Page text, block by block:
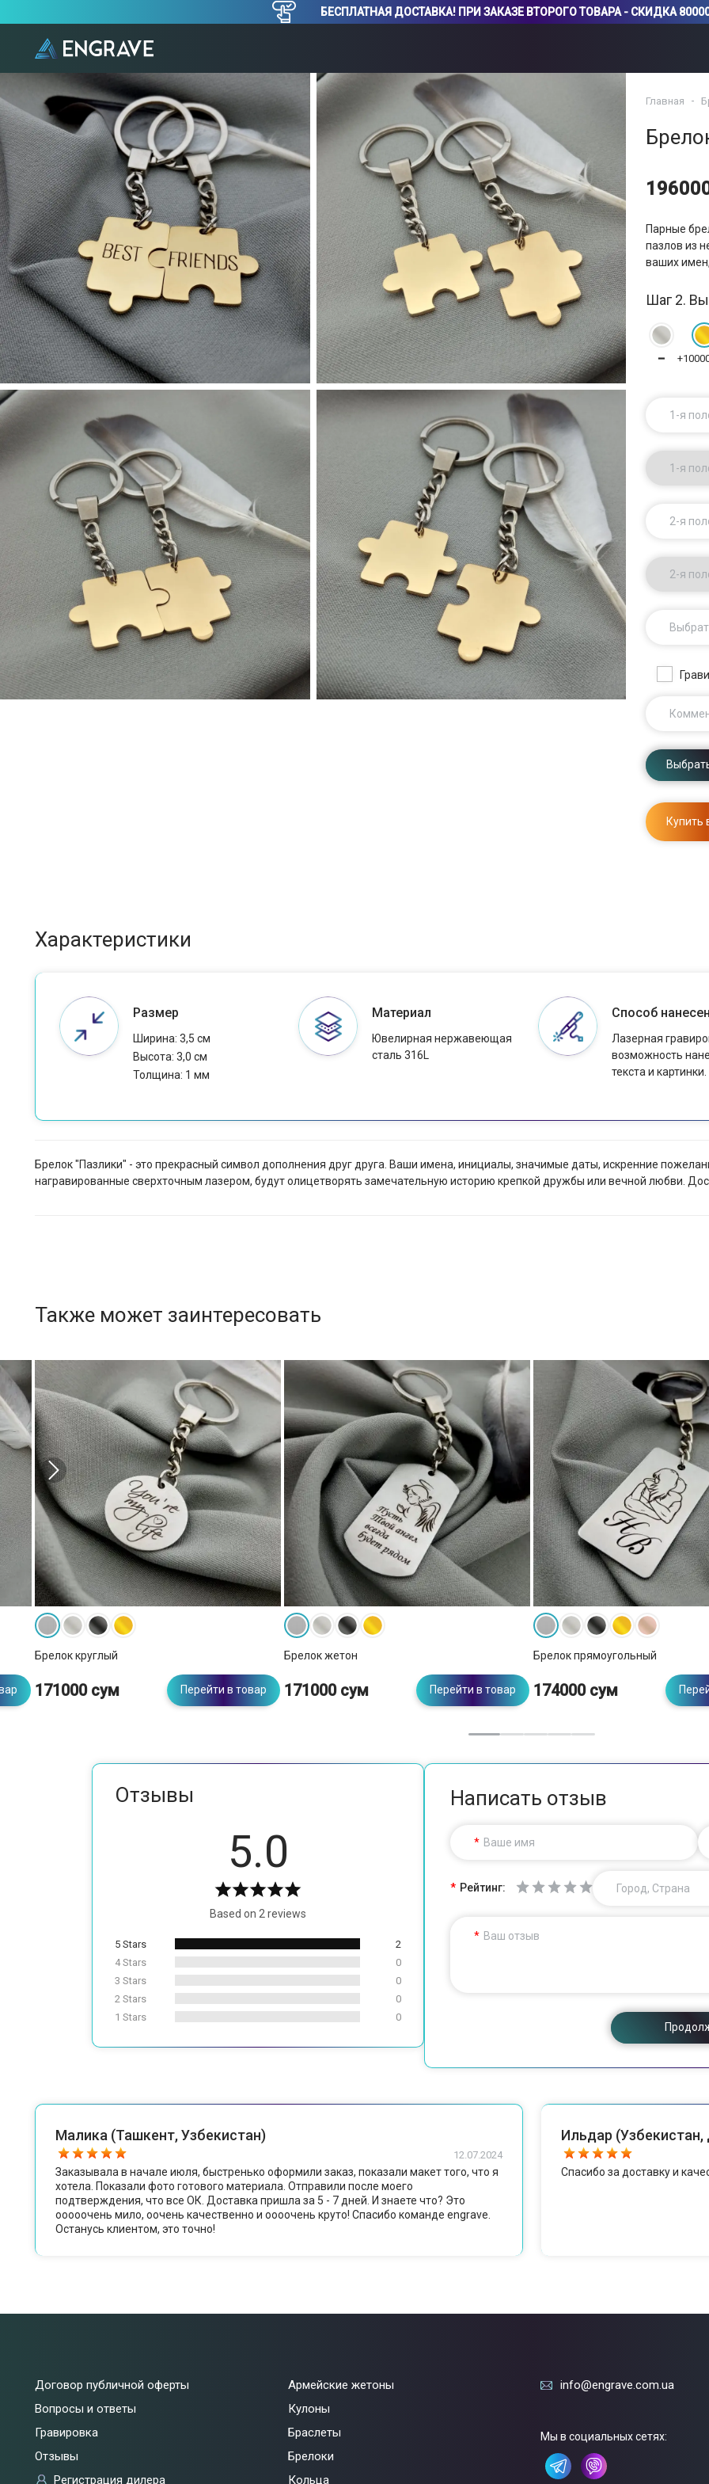
БЕСПЛАТНАЯ ДОСТАВКА! ПРИ ЗАКАЗЕ ВТОРОГО ТОВАРА - СКИДКА
Главная
Парные
пазлов из
ваших
Шаг 2.
━
1-я
1-я
2-я
2-я
Купить
Характеристики
Размер
Ширина: 3,5 см
Высота: 3,0 см
Толщина: 1 мм
Материал
Ювелирная нержавеющая
сталь 316L
Способ
Лазерная
возможность
текста и картинки.
Брелок "Пазлики" - это прекрасный символ дополнения друг друга. Ваши имена, инициалы, значимые даты, искренние
награвированные сверхточным лазером, будут олицетворять замечательную историю крепкой дружбы или вечной любви.
Также может заинтересовать
Брелок круглый
171000 сум Перейти в товар
Брелок жетон
171000 сум Перейти в товар
Брелок прямоугольный
174000 сум
Отзывы
5.0
Based on 2 reviews
5 Stars
2
4 Stars
0
3 Stars
0
2 Stars
0
1 Stars
0
Написать отзыв
Ваше имя
Рейтинг: Город, Страна
Ваш отзыв
Малика (Ташкент, Узбекистан)
12.07.2024
Заказывала в начале июля, быстренько оформили заказ, показали макет того, что я
хотела. Показали фото готового материала. Отправили после моего
подтверждения, что все ОК. Доставка пришла за 5 - 7 дней. И знаете что? Это
ооооочень мило, оочень качественно и оооочень круто! Спасибо команде engrave.
Останусь клиентом, это точно!
Ильдар
Спасибо за доставку и
Договор публичной оферты
Вопросы и ответы
Гравировка
Отзывы
Регистрация дилера
Армейские жетоны
Кулоны
Браслеты
Брелоки
Кольца
info@engrave.com.ua
Мы в социальных сетях: